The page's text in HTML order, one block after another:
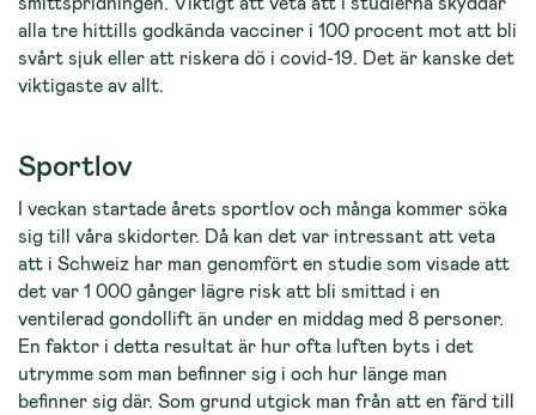
alla tre hittills godkända vacciner i 100 procent mot att bli
svårt sjuk eller att riskera dö i covid-19. Det är kanske det
viktigaste av allt.
Sportlov
I veckan startade årets sportlov och många kommer söka
sig till våra skidorter. Då kan det var intressant att veta
att i Schweiz har man genomfört en studie som visade att
det var 1 000 gånger lägre risk att bli smittad i en
ventilerad gondollift än under en middag med 8 personer.
En faktor i detta resultat är hur ofta luften byts i det
utrymme som man befinner sig i och hur länge man
befinner sig där. Som grund utgick man från att en färd till